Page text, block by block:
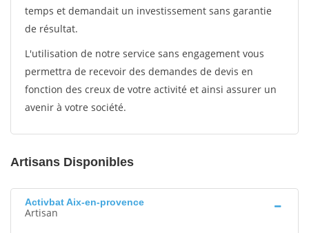
temps et demandait un investissement sans garantie
de résultat.
L'utilisation de notre service sans engagement vous
permettra de recevoir des demandes de devis en
fonction des creux de votre activité et ainsi assurer un
avenir à votre société.
Artisans Disponibles
Activbat Aix-en-provence
Artisan